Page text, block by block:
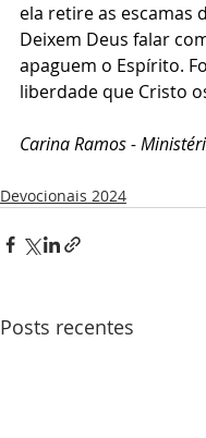
ela retire as escamas
Deixem Deus falar
apaguem o Espírito.
liberdade que Cristo
Carina Ramos -
Devocionais 2024
Posts recentes